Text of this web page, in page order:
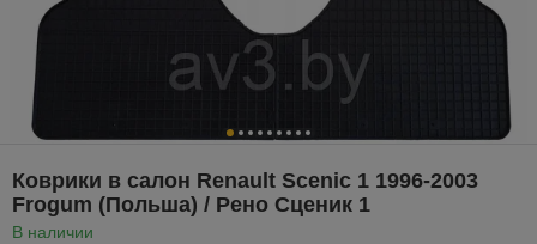
Коврики в салон Renault Scenic 1 1996-2003
Frogum (Польша) / Рено Сценик 1
В наличии